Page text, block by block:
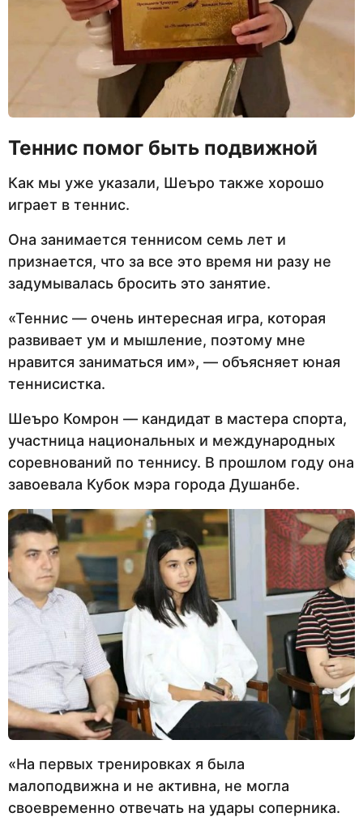
Теннис помог быть подвижной
Как мы уже указали, Шеъро также хорошо
играет в теннис.
Она занимается теннисом семь лет и
признается, что за все это время ни разу не
задумывалась бросить это занятие.
«Теннис — очень интересная игра, которая
развивает ум и мышление, поэтому мне
нравится заниматься им», — объясняет юная
теннисистка.
Шеъро Комрон — кандидат в мастера спорта,
участница национальных и международных
соревнований по теннису. В прошлом году она
завоевала Кубок мэра города Душанбе.
«На первых тренировках я была
малоподвижна и не активна, не могла
своевременно отвечать на удары соперника.